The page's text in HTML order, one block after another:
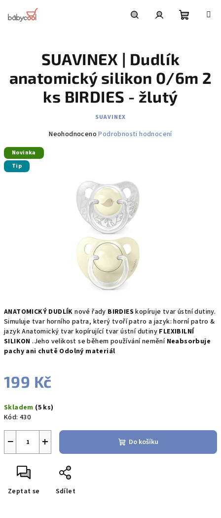
ANATOMICKÝ DUDLÍK nové řady BIRDIES kopíruje tvar ústní dutiny.
Simuluje tvar horního patra, který tvoří patro a jazyk: horní patro &
jazyk Anatomický tvar kopírující tvar ústní dutiny FLEXIBILNÍ
SILIKON .Jeho velikost se během používání nemění Neabsorbuje
pachy ani chutě Odolný materiál
199 Kč
cena:
Skladem (5 ks)
Kód: 430
+
− Do košíku
Zeptat se Sdílet
SUAVINEX | Dudlík
anatomický silikon 0/6m 2
ks BIRDIES - žlutý
SUAVINEX
Průměrné
hvězdiček.
Neohodnoceno Podrobnosti hodnocení
Novinka
Tip